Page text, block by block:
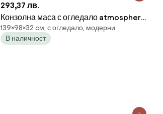
293,37 лв.
Конзолна маса с огледало atmosphera
Artif, 98 cm, Метал
139×98×32 cм, с огледало, модерни
В наличност